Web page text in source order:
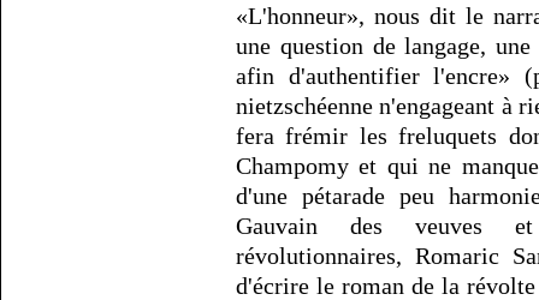
«L'honneur», nous dit le
une question de langage,
afin d'authentifier l'encre»
nietzschéenne n'engageant à
fera frémir les freluquets
Champomy et qui ne
d'une pétarade peu
Gauvain des veuves et
révolutionnaires, Romaric
d'écrire le roman de la